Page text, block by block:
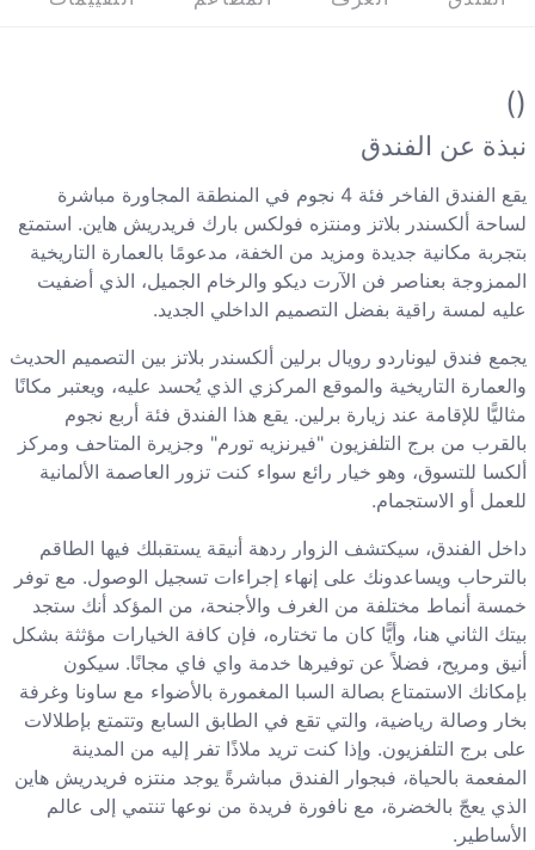
()
نبذة عن الفندق
يقع الفندق الفاخر فئة 4 نجوم في المنطقة المجاورة مباشرة
لساحة ألكسندر بلاتز ومنتزه فولكس بارك فريدريش هاين. استمتع
بتجربة مكانية جديدة ومزيد من الخفة، مدعومًا بالعمارة التاريخية
الممزوجة بعناصر فن الآرت ديكو والرخام الجميل، الذي أضفيت
عليه لمسة راقية بفضل التصميم الداخلي الجديد.
يجمع فندق ليوناردو رويال برلين ألكسندر بلاتز بين التصميم الحديث
والعمارة التاريخية والموقع المركزي الذي يُحسد عليه، ويعتبر مكانًا
مثاليًّا للإقامة عند زيارة برلين. يقع هذا الفندق فئة أربع نجوم
بالقرب من برج التلفزيون "فيرنزيه تورم" وجزيرة المتاحف ومركز
ألكسا للتسوق، وهو خيار رائع سواء كنت تزور العاصمة الألمانية
للعمل أو الاستجمام.
داخل الفندق، سيكتشف الزوار ردهة أنيقة يستقبلك فيها الطاقم
بالترحاب ويساعدونك على إنهاء إجراءات تسجيل الوصول. مع توفر
خمسة أنماط مختلفة من الغرف والأجنحة، من المؤكد أنك ستجد
بيتك الثاني هنا، وأيًّا كان ما تختاره، فإن كافة الخيارات مؤثثة بشكل
أنيق ومريح، فضلاً عن توفيرها خدمة واي فاي مجانًا. سيكون
بإمكانك الاستمتاع بصالة السبا المغمورة بالأضواء مع ساونا وغرفة
بخار وصالة رياضية، والتي تقع في الطابق السابع وتتمتع بإطلالات
على برج التلفزيون. وإذا كنت تريد ملاذًا تفر إليه من المدينة
المفعمة بالحياة، فبجوار الفندق مباشرةً يوجد منتزه فريدريش هاين
الذي يعجّ بالخضرة، مع نافورة فريدة من نوعها تنتمي إلى عالم
الأساطير.